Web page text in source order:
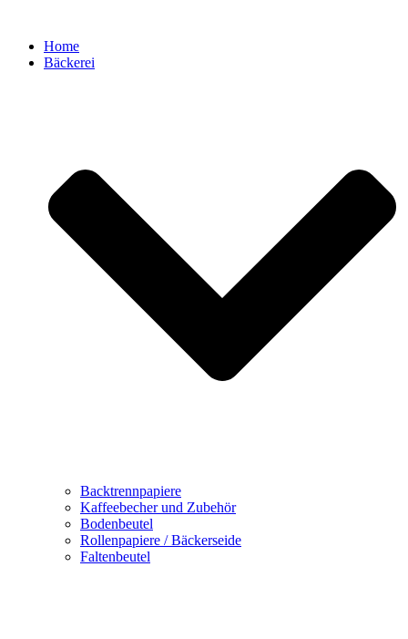
springenHome
Bäckerei
Backtrennpapiere
Kaffeebecher und Zubehör
Bodenbeutel
Rollenpapiere / Bäckerseide
Faltenbeutel